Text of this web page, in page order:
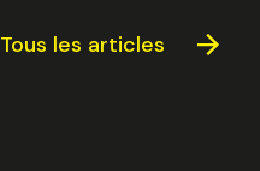
Tous les articles